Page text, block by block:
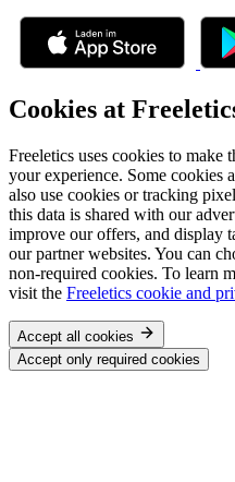
Cookies at
Freeletics uses cookies to
your experience. Some cookies
also use cookies or tracking
this data is shared with our
improve our offers, and display
our partner websites. You can
non-required cookies. To learn
visit the Freeletics cookie and
Accept all cookies
Accept only required cookies